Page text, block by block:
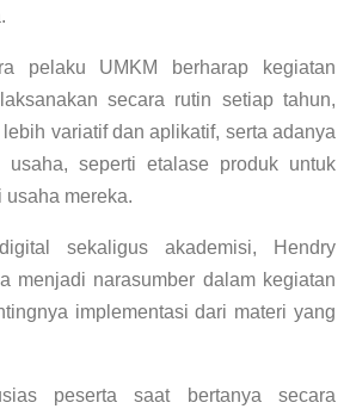
pelaku UMKM berharap kegiatan
secara rutin setiap tahun,
variatif dan aplikatif, serta adanya
usaha, seperti etalase produk untuk
usaha mereka.
sekaligus akademisi, Hendry
menjadi narasumber dalam kegiatan
implementasi dari materi yang
peserta saat bertanya secara